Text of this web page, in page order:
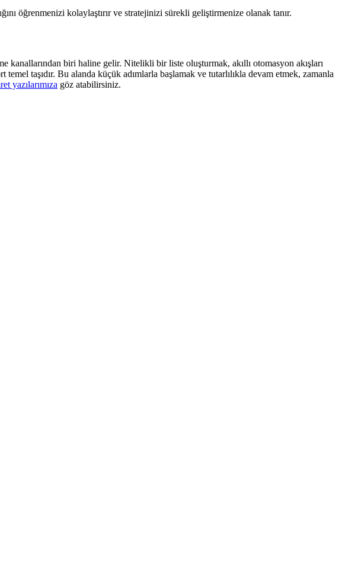
öğrenmenizi kolaylaştırır ve stratejinizi sürekli geliştirmenize olanak tanır.
biri haline gelir. Nitelikli bir liste oluşturmak, akıllı otomasyon akışları
taşıdır. Bu alanda küçük adımlarla başlamak ve tutarlılıkla devam etmek, zamanla
yazılarımıza göz atabilirsiniz.